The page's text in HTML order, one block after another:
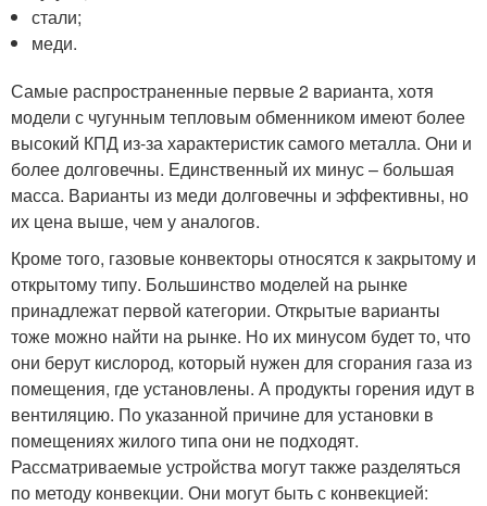
стали;
меди.
Самые распространенные первые 2 варианта, хотя
модели с чугунным тепловым обменником имеют более
высокий КПД из-за характеристик самого металла. Они и
более долговечны. Единственный их минус – большая
масса. Варианты из меди долговечны и эффективны, но
их цена выше, чем у аналогов.
Кроме того, газовые конвекторы относятся к закрытому и
открытому типу. Большинство моделей на рынке
принадлежат первой категории. Открытые варианты
тоже можно найти на рынке. Но их минусом будет то, что
они берут кислород, который нужен для сгорания газа из
помещения, где установлены. А продукты горения идут в
вентиляцию. По указанной причине для установки в
помещениях жилого типа они не подходят.
Рассматриваемые устройства могут также разделяться
по методу конвекции. Они могут быть с конвекцией: